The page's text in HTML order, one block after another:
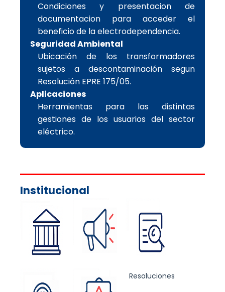
Condiciones y presentacion de
documentacion para acceder el
beneficio de la electrodependencia.
Seguridad Ambiental
Ubicación de los transformadores
sujetos a descontaminación segun
Resolución EPRE 175/05.
Aplicaciones
Herramientas para las distintas
gestiones de los usuarios del sector
eléctrico.
Institucional
Somos
Noticias Resoluciones